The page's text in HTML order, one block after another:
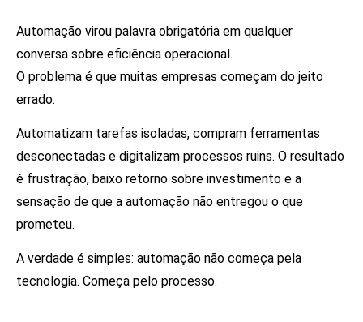
Automação virou palavra obrigatória em qualquer
conversa sobre eficiência operacional.
O problema é que muitas empresas começam do jeito
errado.
Automatizam tarefas isoladas, compram ferramentas
desconectadas e digitalizam processos ruins. O resultado
é frustração, baixo retorno sobre investimento e a
sensação de que a automação não entregou o que
prometeu.
A verdade é simples: automação não começa pela
tecnologia. Começa pelo processo.